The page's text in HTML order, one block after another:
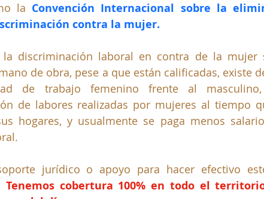
la Convención Internacional sobre la
contra la mujer.
la discriminación laboral en contra de la
de obra, pese a que están calificadas, existe
de trabajo femenino frente al
de labores realizadas por mujeres al tiempo
hogares, y usualmente se paga menos
jurídico o apoyo para hacer efectivo
Tenemos cobertura 100% en todo el